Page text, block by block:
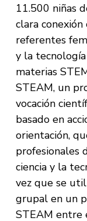
11.500 niñas
clara
referentes
y la
materias
STEAM, un
vocación
basado en
orientación,
profesionales
ciencia y la
vez que se
grupal en un
STEAM entre